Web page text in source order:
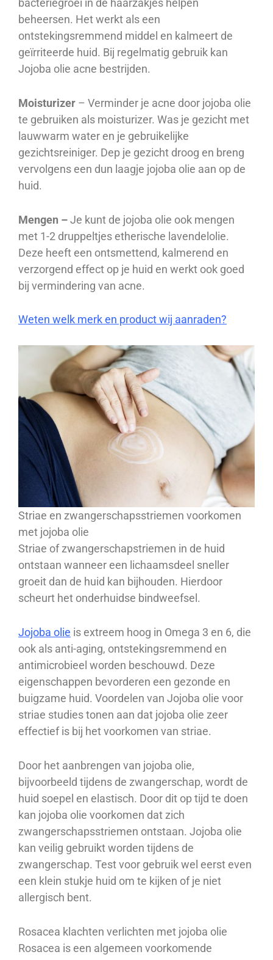
bacteriegroei in de haarzakjes helpen
beheersen. Het werkt als een
ontstekingsremmend middel en kalmeert de
geïrriteerde huid. Bij regelmatig gebruik kan
Jojoba olie acne bestrijden.
Moisturizer – Verminder je acne door jojoba olie
te gebruiken als moisturizer. Was je gezicht met
lauwwarm water en je gebruikelijke
gezichtsreiniger. Dep je gezicht droog en breng
vervolgens een dun laagje jojoba olie aan op de
huid.
Mengen –Je kunt de jojoba olie ook mengen
met 1-2 druppeltjes etherische lavendelolie.
Deze heeft een ontsmettend, kalmerend en
verzorgend effect op je huid en werkt ook goed
bij vermindering van acne.
Weten welk merk en product wij aanraden?
Striae en zwangerschapsstriemen voorkomen
met jojoba olie
Striae of zwangerschapstriemen in de huid
ontstaan wanneer een lichaamsdeel sneller
groeit dan de huid kan bijhouden. Hierdoor
scheurt het onderhuidse bindweefsel.
Jojoba olie is extreem hoog in Omega 3 en 6, die
ook als anti-aging, ontstekingsremmend en
antimicrobieel worden beschouwd. Deze
eigenschappen bevorderen een gezonde en
buigzame huid. Voordelen van Jojoba olie voor
striae studies tonen aan dat jojoba olie zeer
effectief is bij het voorkomen van striae.
Door het aanbrengen van jojoba olie,
bijvoorbeeld tijdens de zwangerschap, wordt de
huid soepel en elastisch. Door dit op tijd te doen
kan jojoba olie voorkomen dat zich
zwangerschapsstriemen ontstaan. Jojoba olie
kan veilig gebruikt worden tijdens de
zwangerschap. Test voor gebruik wel eerst even
een klein stukje huid om te kijken of je niet
allergisch bent.
Rosacea klachten verlichten met jojoba olie
Rosacea is een algemeen voorkomende